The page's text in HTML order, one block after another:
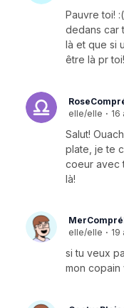
Pauvre toi!
dedans car
là et que si
être là pr
elle/elle · 16
Salut!
plate, je te
coeur avec
là!
elle/elle · 19
si tu veux
mon